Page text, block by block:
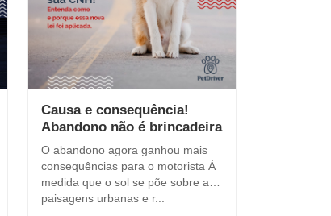
Causa e consequência!
Abandono não é brincadeira
O abandono agora ganhou mais
consequências para o motorista À
medida que o sol se põe sobre as
paisagens urbanas e r...